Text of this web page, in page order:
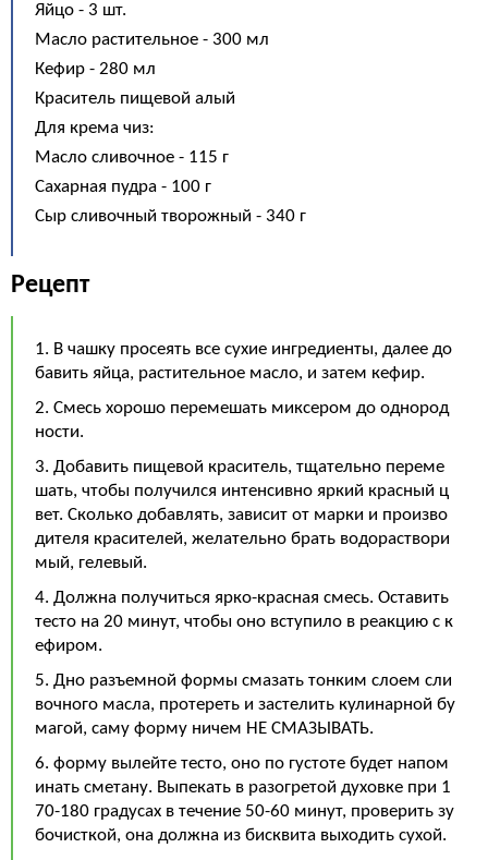
Яйцо - 3 шт.
Масло растительное - 300 мл
Кефир - 280 мл
Краситель пищевой алый
Для крема чиз:
Масло сливочное - 115 г
Сахарная пудра - 100 г
Сыр сливочный творожный - 340 г
Рецепт
1. В чашку просеять все сухие ингредиенты, далее до
бавить яйца, растительное масло, и затем кефир.
2. Смесь хорошо перемешать миксером до однород
ности.
3. Добавить пищевой краситель, тщательно переме
шать, чтобы получился интенсивно яркий красный ц
вет. Сколько добавлять, зависит от марки и произво
дителя красителей, желательно брать водораствори
мый, гелевый.
4. Должна получиться ярко-красная смесь. Оставить
тесто на 20 минут, чтобы оно вступило в реакцию с к
ефиром.
5. Дно разъемной формы смазать тонким слоем сли
вочного масла, протереть и застелить кулинарной бу
магой, саму форму ничем НЕ СМАЗЫВАТЬ.
6. форму вылейте тесто, оно по густоте будет напом
инать сметану. Выпекать в разогретой духовке при 1
70-180 градусах в течение 50-60 минут, проверить зу
бочисткой, она должна из бисквита выходить сухой.